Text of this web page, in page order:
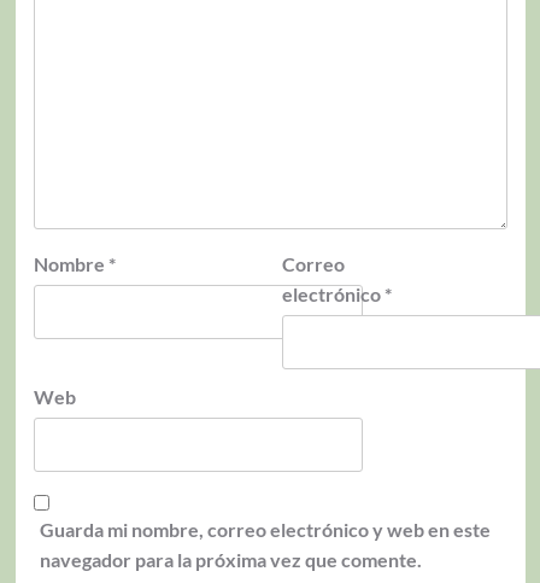
Nombre *
Correo
electrónico *
Web
Guarda mi nombre, correo electrónico y web en este
navegador para la próxima vez que comente.